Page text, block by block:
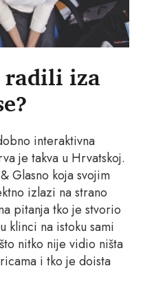
radili iza
interaktivna
je takva u Hrvatskoj.
Glasno koja svojim
izlazi na strano
pitanja tko je stvorio
klinci na istoku sami
nitko nije vidio ništa
i tko je doista